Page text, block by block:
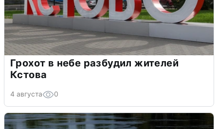
Грохот в небе разбудил жителей
Кстова
4 августа 0